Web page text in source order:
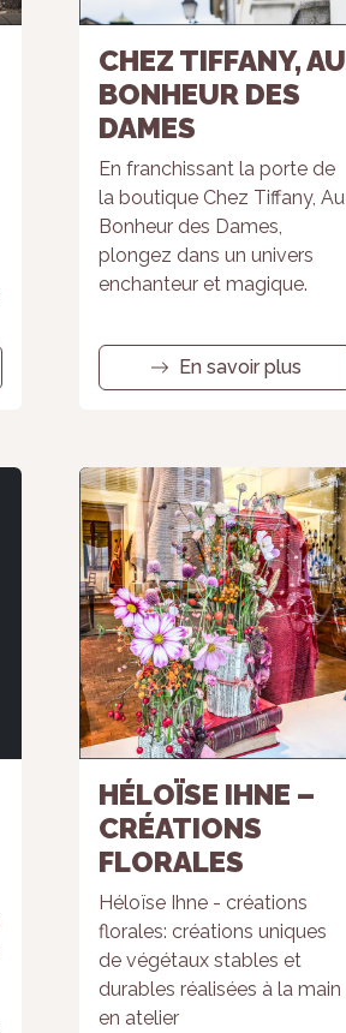
CHEZ TIFFANY, AU
BONHEUR DES
DAMES
En franchissant la porte de
la boutique Chez Tiffany, Au
Bonheur des Dames,
plongez dans un univers
enchanteur et magique.
En savoir plus
HÉLOÏSE IHNE –
CRÉATIONS
FLORALES
Héloïse Ihne - créations
florales: créations uniques
de végétaux stables et
durables réalisées à la main
en atelier
refusez ces
certaines
fonctionnalités
disparaîtront
du site Web.
Marketing
En partageant
votre intérêt et
votre
visitez notre
site, vous
augmentez
contenu et
des offres
personnalisés.